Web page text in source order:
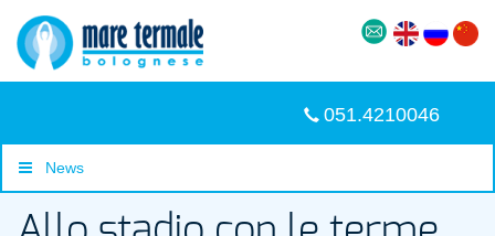
051.4210046
News